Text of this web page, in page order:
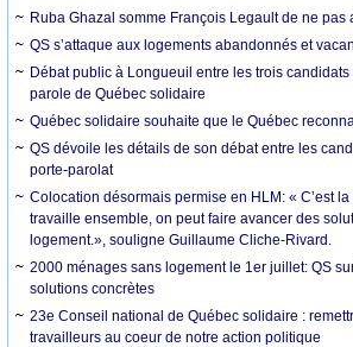
Ruba Ghazal somme François Legault de ne
QS s’attaque aux logements abandonnés et
Débat public à Longueuil entre les trois
parole de Québec solidaire
Québec solidaire souhaite que le Québec
QS dévoile les détails de son débat entre les
porte-parolat
Colocation désormais permise en HLM: « C’est
travaille ensemble, on peut faire avancer des
logement.», souligne Guillaume Cliche-Rivard.
2000 ménages sans logement le 1er juillet: QS
solutions concrètes
23e Conseil national de Québec solidaire :
travailleurs au coeur de notre action politique